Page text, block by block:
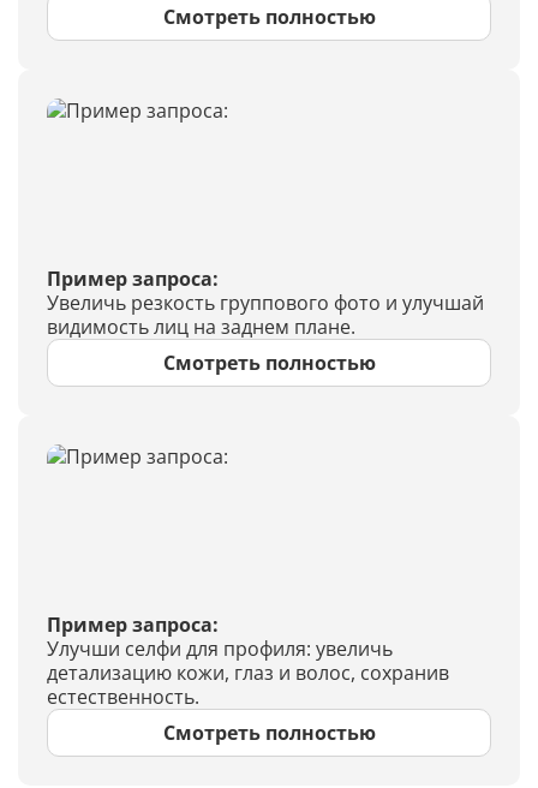
Смотреть полностью
Пример запроса:
Увеличь резкость группового фото и улучшай
видимость лиц на заднем плане.
Смотреть полностью
Пример запроса:
Улучши селфи для профиля: увеличь
детализацию кожи, глаз и волос, сохранив
естественность.
Смотреть полностью